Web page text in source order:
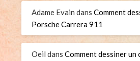
Adame Evain dansComment
Porsche Carrera 911
Oeil dansComment dessiner un